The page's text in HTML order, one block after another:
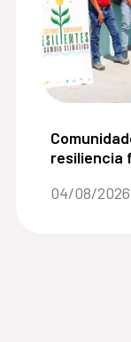
adolescentes
resiliencia
sostenible
Date of the
04/08/2026